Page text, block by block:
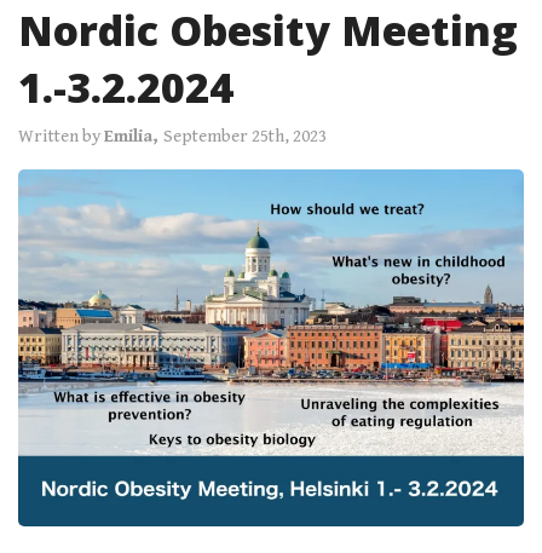
Nordic Obesity Meeting
1.-3.2.2024
Written byEmilia, September 25th, 2023